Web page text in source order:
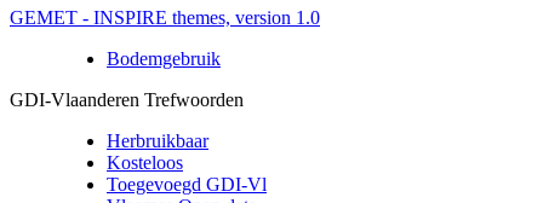
GEMET - INSPIRE themes, version 1.0
Bodemgebruik
GDI-Vlaanderen Trefwoorden
Herbruikbaar
Kosteloos
Toegevoegd GDI-Vl